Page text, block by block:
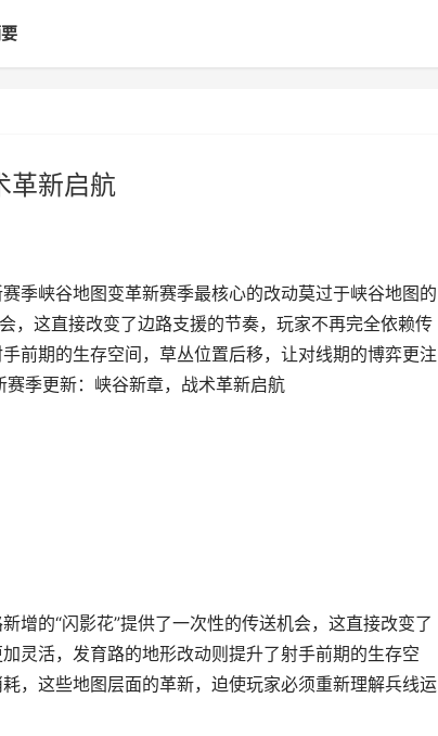
革新启航
季峡谷地图变革新赛季最核心的改动莫过于峡谷地图的
，这直接改变了边路支援的节奏，玩家不再完全依赖传
前期的生存空间，草丛位置后移，让对线期的博弈更注
季更新：峡谷新章，战术革新启航
增的“闪影花”提供了一次性的传送机会，这直接改变了
灵活，发育路的地形改动则提升了射手前期的生存空
，这些地图层面的革新，迫使玩家必须重新理解兵线运